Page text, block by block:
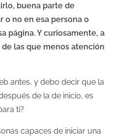
buena parte de
o no en esa persona o
página. Y curiosamente, a
las que menos atención
antes, y debo decir que la
de la de inicio, es
ti?
capaces de iniciar una